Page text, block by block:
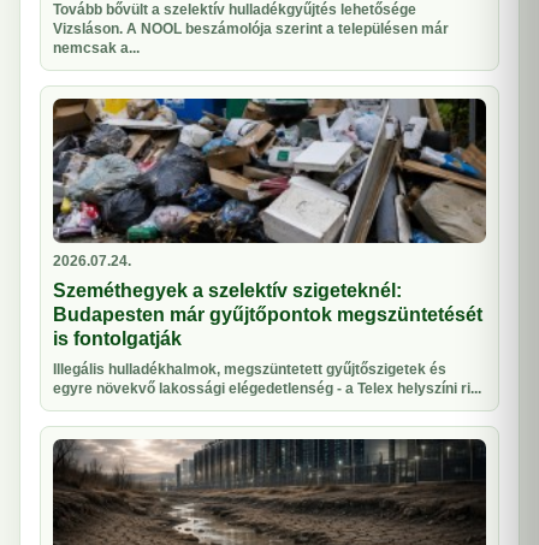
Tovább bővült a szelektív hulladékgyűjtés lehetősége
Vizsláson. A NOOL beszámolója szerint a településen már
nemcsak a...
2026.07.24.
Szeméthegyek a szelektív szigeteknél:
Budapesten már gyűjtőpontok megszüntetését
is fontolgatják
Illegális hulladékhalmok, megszüntetett gyűjtőszigetek és
egyre növekvő lakossági elégedetlenség - a Telex helyszíni ri...